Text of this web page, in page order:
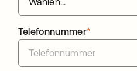
*
Telefonnummer